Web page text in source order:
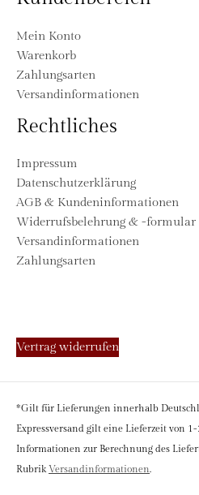
Mein Konto
Warenkorb
Zahlungsarten
Versandinformationen
Rechtliches
Impressum
Datenschutzerklärung
AGB & Kundeninformationen
Widerrufsbelehrung & -formular
Versandinformationen
Zahlungsarten
Vertrag widerrufen
*Gilt für Lieferungen innerhalb
Expressversand gilt eine Lieferzeit von
Informationen zur Berechnung des
RubrikVersandinformationen.